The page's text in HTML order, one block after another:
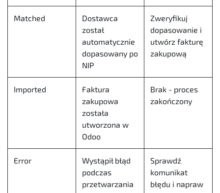
Matched
Dostawca
został
automatycznie
dopasowany po
NIP
Zweryfikuj
dopasowanie i
utwórz fakturę
zakupową
Imported
Faktura
zakupowa
została
utworzona w
Odoo
Brak - proces
zakończony
Error
Wystąpił błąd
podczas
przetwarzania
Sprawdź
komunikat
błędu i napraw